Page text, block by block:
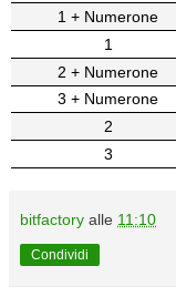
1 + Numerone
1
2 + Numerone
3 + Numerone
2
3
bitfactory alle 11:10
Condividi